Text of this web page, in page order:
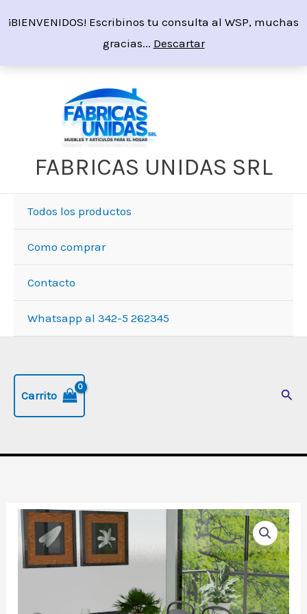
¡BIENVENIDOS! Escribinos tu consulta al WSP, muchas
gracias... Descartar
FABRICAS UNIDAS SRL
Todos los productos
Como comprar
Contacto
Whatsapp al 342-5 262345
Carrito
Juego
de
comedor